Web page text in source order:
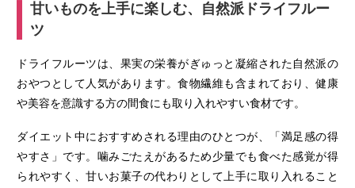
甘いものを上手に楽しむ、自然派ドライフルー
ツ
ドライフルーツは、果実の栄養がぎゅっと凝縮された自然派の
おやつとして人気があります。食物繊維も含まれており、健康
や美容を意識する方の間食にも取り入れやすい食材です。
ダイエット中におすすめされる理由のひとつが、「満足感の得
やすさ」です。噛みごたえがあるため少量でも食べた感覚が得
られやすく、甘いお菓子の代わりとして上手に取り入れること